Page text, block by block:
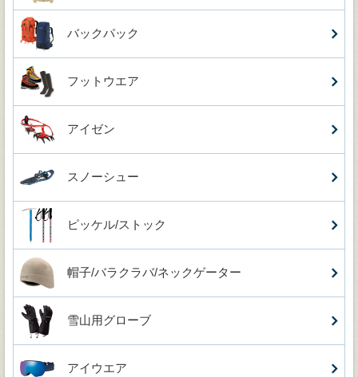
バックパック
フットウエア
アイゼン
スノーシュー
ピッケル/ストック
帽子/バラクラバ/ネックゲーター
雪山用グローブ
アイウエア